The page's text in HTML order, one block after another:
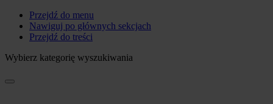
Przejdź do menu
Nawiguj po głównych sekcjach
Przejdź do treści
Wybierz kategorię wyszukiwania